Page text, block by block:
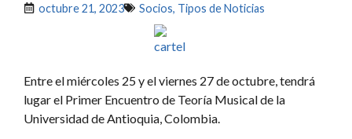
octubre 21, 2023 Socios, Tipos de Noticias
Entre el miércoles 25 y el viernes 27 de octubre, tendrá
lugar el Primer Encuentro de Teoría Musical de la
Universidad de Antioquia, Colombia.